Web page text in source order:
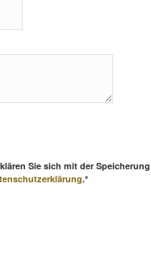
Sie sich mit der
.*